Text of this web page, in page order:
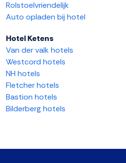
Rolstoelvriendelijk
Auto opladen bij hotel
Hotel Ketens
Van der valk hotels
Westcord hotels
NH hotels
Fletcher hotels
Bastion hotels
Bilderberg hotels